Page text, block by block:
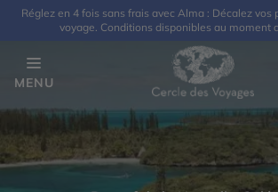
Réglez en 4 fois sans frais avec Alma : Décalez vos
voyage. Conditions disponibles au moment
MENU